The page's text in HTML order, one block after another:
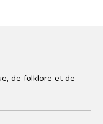
de folklore et de